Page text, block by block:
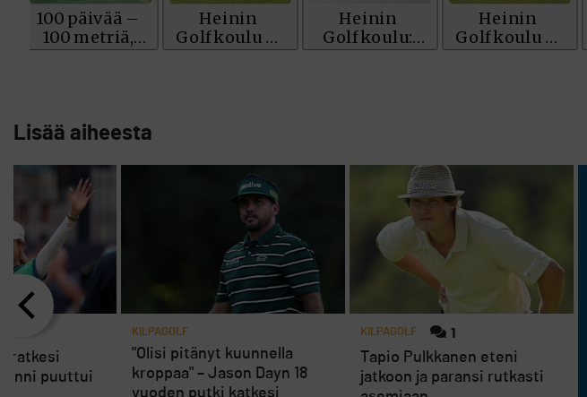
Lisää aiheesta
KILPAGOLF 1
Tapio Pulkkanen eteni
jatkoon ja paransi rutkasti
ratkesi
puuttui
KILPAGOLF
"Olisi pitänyt kuunnella
kroppaa" – Jason Dayn 18
vuoden putki katkesi